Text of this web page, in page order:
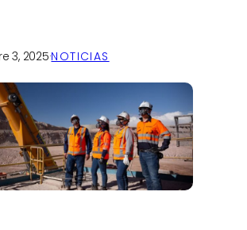
3, 2025·NOTICIAS